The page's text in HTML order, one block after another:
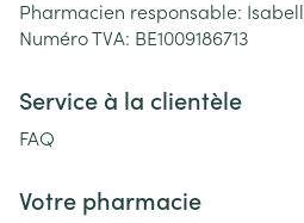
Pharmacien responsable:
Numéro TVA: BE1009186713
Service à la clientèle
FAQ
Votre pharmacie